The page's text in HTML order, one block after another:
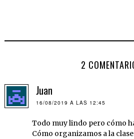
2
Juan
16/08/2019 A LAS 12:45
Todo muy lindo pero cómo
Cómo organizamos a la